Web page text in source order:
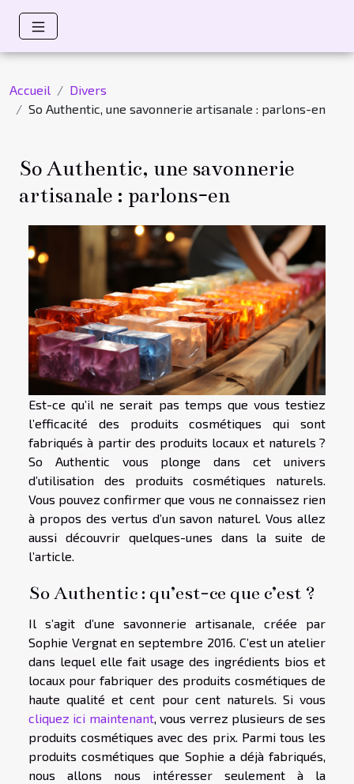
Accueil
Divers
So Authentic, une savonnerie artisanale : parlons-en
So Authentic, une savonnerie
artisanale : parlons-en
Est-ce qu’il ne serait pas temps que vous testiez
l’efficacité des produits cosmétiques qui sont
fabriqués à partir des produits locaux et naturels ?
So Authentic vous plonge dans cet univers
d’utilisation des produits cosmétiques naturels.
Vous pouvez confirmer que vous ne connaissez rien
à propos des vertus d’un savon naturel. Vous allez
aussi découvrir quelques-unes dans la suite de
l’article.
So Authentic : qu’est-ce que c’est ?
Il s’agit d’une savonnerie artisanale, créée par
Sophie Vergnat en septembre 2016. C’est un atelier
dans lequel elle fait usage des ingrédients bios et
locaux pour fabriquer des produits cosmétiques de
haute qualité et cent pour cent naturels. Si vous
cliquez ici maintenant, vous verrez plusieurs de ses
produits cosmétiques avec des prix. Parmi tous les
produits cosmétiques que Sophie a déjà fabriqués,
nous allons nous intéresser seulement à la